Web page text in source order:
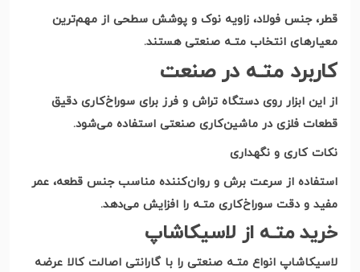
قطر، جنس فولاد، زاویه نوک و پوشش سطحی از مهم‌ترین
معیارهای انتخاب متـه صنعتی هستند.
کاربرد متـه در صنعت
از این ابزار روی دستگاه تراش و فرز برای سوراخ‌کاری دقیق
قطعات فلزی در ماشین‌کاری صنعتی استفاده می‌شود.
نکات کاری و نگهداری
استفاده از سرعت برش و روان‌کننده مناسب جنس قطعه، عمر
مفید و دقت سوراخ‌کاری متـه را افزایش می‌دهد.
خرید متـه از لاسیکاشاپ
لاسیکاشاپ انواع متـه صنعتی را با گارانتی اصالت کالا عرضه